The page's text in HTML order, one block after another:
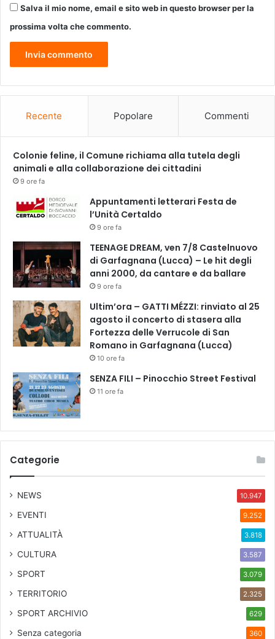
o
a
n
a
l
v
b
à
Salva il mio nome, email e sito web in questo browser per la
prossima volta che commento.
Recente Popolare Commenti
Colonie feline, il Comune richiama alla tutela degli
animali e alla collaborazione dei cittadini
9 ore fa
Appuntamenti letterari Festa de
l’Unità Certaldo
9 ore fa
TEENAGE DREAM, ven 7/8 Castelnuovo
di Garfagnana (Lucca) – Le hit degli
anni 2000, da cantare e da ballare
9 ore fa
Ultim’ora – GATTI MÉZZI: rinviato al 25
agosto il concerto di stasera alla
Fortezza delle Verrucole di San
Romano in Garfagnana (Lucca)
10 ore fa
SENZA FILI – Pinocchio Street Festival
11 ore fa
Categorie
NEWS 10.947
EVENTI 9.252
ATTUALITÀ 3.818
CULTURA 3.587
SPORT 3.079
TERRITORIO 2.325
SPORT ARCHIVIO 629
Senza categoria 360